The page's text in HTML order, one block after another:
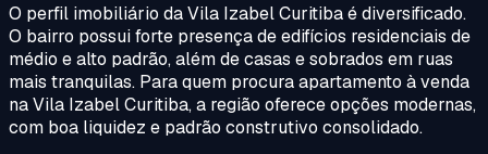
O perfil imobiliário da Vila Izabel Curitiba é diversificado.
O bairro possui forte presença de edifícios residenciais de
médio e alto padrão, além de casas e sobrados em ruas
mais tranquilas. Para quem procura apartamento à venda
na Vila Izabel Curitiba, a região oferece opções modernas,
com boa liquidez e padrão construtivo consolidado.